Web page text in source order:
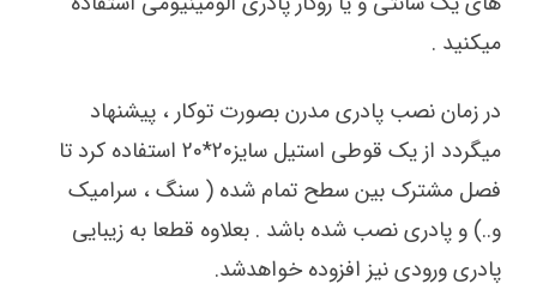
میکنید .
در زمان نصب پادری مدرن بصورت توکار ، پیشنهاد
میگردد از یک قوطی استیل سایز20*20 استفاده کرد تا
فصل مشترک بین سطح تمام شده ( سنگ ، سرامیک
و..) و پادری نصب شده باشد . بعلاوه قطعا به زیبایی
پادری ورودی نیز افزوده خواهدشد.